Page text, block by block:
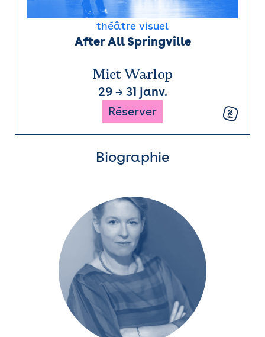
théâtre visuel
After All Springville
Miet Warlop
29→ 31 janv.
Réserver
Biographie